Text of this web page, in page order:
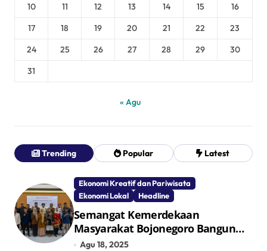
10
11 12 13 14 15
16
17
18 19 20 21 22
23
24
25 26 27 28 29
30
31
« Agu
Trending Popular Latest
Ekonomi Kreatif dan Pariwisata
Ekonomi Lokal
Headline
Semangat Kemerdekaan
Masyarakat Bojonegoro Bangun
Desa Mandiri Ekonomi
Agu 18, 2025